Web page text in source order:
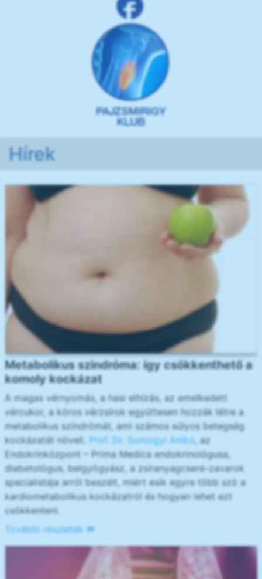
Hírek
Metabolikus szindróma: így csökkenthető a
komoly kockázat
A magas vérnyomás, a hasi elhízás, az emelkedett
vércukor, a kóros vérzsírok együttesen hozzák létre a
metabolikus szindrómát, ami számos súlyos betegség
kockázatát növeli. Prof. Dr. Somogyi Anikó, az
Endokrinközpont – Prima Medica endokrinológusa,
diabetológus, belgyógyász, a zsíranyagcsere-zavarok
specialistája arról beszélt, miért esik egyre több szó a
kardiometabolikus kockázatról és hogyan lehet ezt
csökkenteni.
További részletek